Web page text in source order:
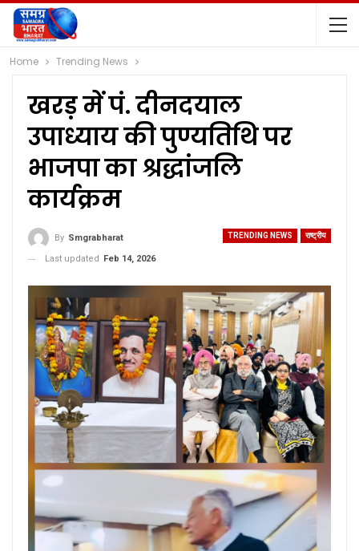
Home Trending News
खरड़ में पं. दीनदयाल
उपाध्याय की पुण्यतिथि पर
भाजपा का श्रद्धांजलि
कार्यक्रम
TRENDING NEWS राष्ट्रीय
By Smgrabharat
Last updated
Feb 14, 2026